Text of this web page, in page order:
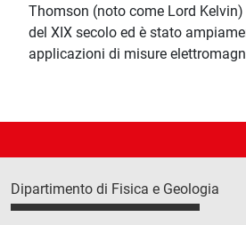
Thomson (noto come Lord
del XIX secolo ed è stato
applicazioni di misure
Dipartimento di Fisica e Geologia